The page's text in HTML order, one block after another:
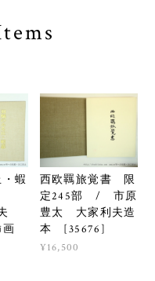
蝦
画
西欧羈旅覚書 限
定245部 / 市原
豊太 大家利夫造
本 [35676]
¥16,500